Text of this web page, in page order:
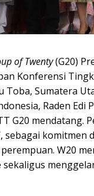
of Twenty(G20)
Konferensi
Toba, Sumatera
Raden Edi
G20 mendatang.
sebagai komitmen
W20